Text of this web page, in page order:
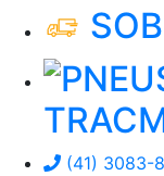
(41) 3083-